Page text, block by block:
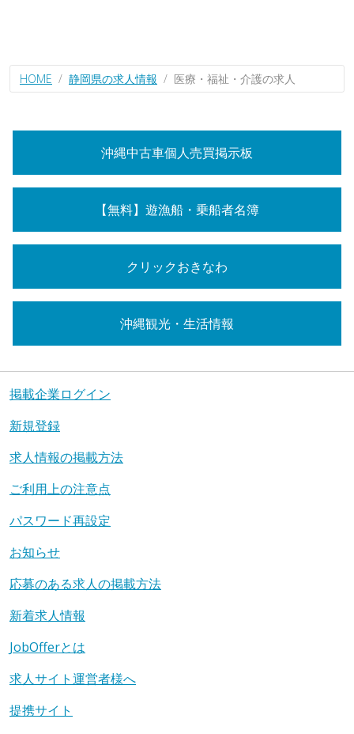
HOME 静岡県の求人情報 医療・福祉・介護の求人
沖縄中古車個人売買掲示板
【無料】遊漁船・乗船者名簿
クリックおきなわ
沖縄観光・生活情報
掲載企業ログイン
新規登録
求人情報の掲載方法
ご利用上の注意点
パスワード再設定
お知らせ
応募のある求人の掲載方法
新着求人情報
JobOfferとは
求人サイト運営者様へ
提携サイト